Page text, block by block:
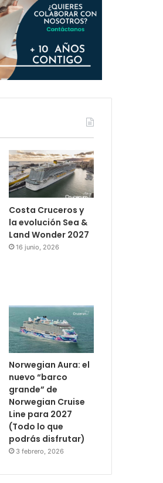
Costa Cruceros y
la evolución Sea &
Land Wonder 2027
16 junio, 2026
Norwegian Aura: el
nuevo “barco
grande” de
Norwegian Cruise
Line para 2027
(Todo lo que
podrás disfrutar)
3 febrero, 2026